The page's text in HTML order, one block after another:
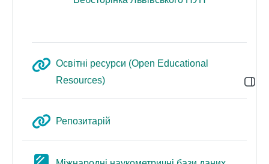
Освітні ресурси (Open Educational
Resources)URL (веб-посилання)
Репозитарій